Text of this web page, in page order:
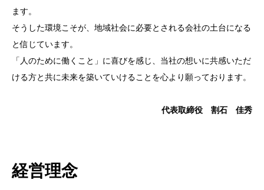
ます。
そうした環境こそが、地域社会に必要とされる会社の土台になる
と信じています。
「人のために働くこと」に喜びを感じ、当社の想いに共感いただ
ける方と共に未来を築いていけることを心より願っております。
代表取締役 割石 佳秀
経営理念